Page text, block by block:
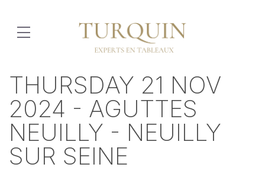
THURSDAY 21 NOV
2024 - AGUTTES
NEUILLY - NEUILLY
SUR SEINE